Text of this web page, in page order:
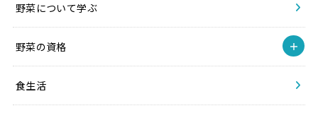
野菜について学ぶ
野菜の資格
食生活